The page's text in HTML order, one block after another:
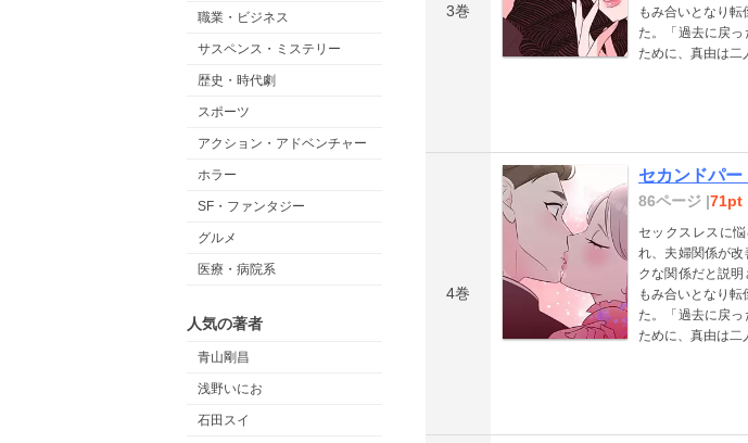
職業・ビジネス
サスペンス・ミステリー
歴史・時代劇
スポーツ
アクション・アドベンチャー
ホラー
SF・ファンタジー
グルメ
医療・病院系
人気の著者
青山剛昌
浅野いにお
石田スイ
3巻
もみ合いとなり
た。「過去に戻
ために、真由は二
4巻
セカンドパ
86ページ |71pt
セックスレスに
れ、夫婦関係が
クな関係だと説
もみ合いとなり
た。「過去に戻
ために、真由は二